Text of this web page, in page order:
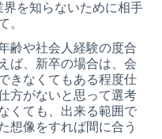
を知らないために相手
。
齢や社会人経験の度合
ば、新卒の場合は、会
きなくてもある程度仕
方がないと思って選考
くても、出来る範囲で
想像をすれば間に合う